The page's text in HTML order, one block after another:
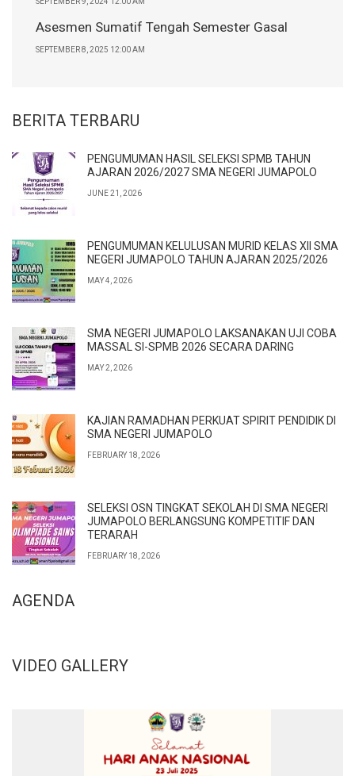
Asesmen Sumatif Tengah Semester Gasal
SEPTEMBER 8, 2025 12:00 AM
BERITA TERBARU
PENGUMUMAN HASIL SELEKSI SPMB TAHUN
AJARAN 2026/2027 SMA NEGERI JUMAPOLO
JUNE 21, 2026
PENGUMUMAN KELULUSAN MURID KELAS XII SMA
NEGERI JUMAPOLO TAHUN AJARAN 2025/2026
MAY 4, 2026
SMA NEGERI JUMAPOLO LAKSANAKAN UJI COBA
MASSAL SI-SPMB 2026 SECARA DARING
MAY 2, 2026
KAJIAN RAMADHAN PERKUAT SPIRIT PENDIDIK DI
SMA NEGERI JUMAPOLO
FEBRUARY 18, 2026
SELEKSI OSN TINGKAT SEKOLAH DI SMA NEGERI
JUMAPOLO BERLANGSUNG KOMPETITIF DAN
TERARAH
FEBRUARY 18, 2026
AGENDA
VIDEO GALLERY